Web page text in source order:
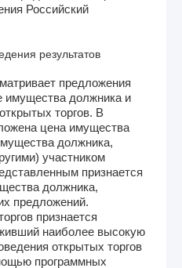
Российский
результатов
предложения
имущества должника и
торгов. В
цена имущества
должника,
участником
признается
должника,
предложений.
признается
наиболее высокую
открытых торгов
программных